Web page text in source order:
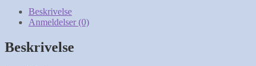
Beskrivelse
Anmeldelser (0)
Beskrivelse